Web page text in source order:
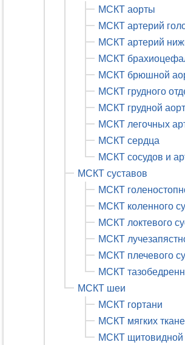
МСКТ аорты
МСКТ артерий
МСКТ артерий
МСКТ
МСКТ брюшной
МСКТ грудного
МСКТ грудной
МСКТ легочных
МСКТ сердца
МСКТ сосудов и
МСКТ суставов
МСКТ
МСКТ коленного
МСКТ локтевого
МСКТ
МСКТ плечевого
МСКТ
МСКТ шеи
МСКТ гортани
МСКТ мягких
МСКТ щитовидной